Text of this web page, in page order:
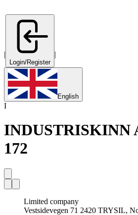
|
Login/Register
|
English
I
INDUSTRISKINN
172
Limited company
Vestsidevegen 71 2420 TRYSIL,